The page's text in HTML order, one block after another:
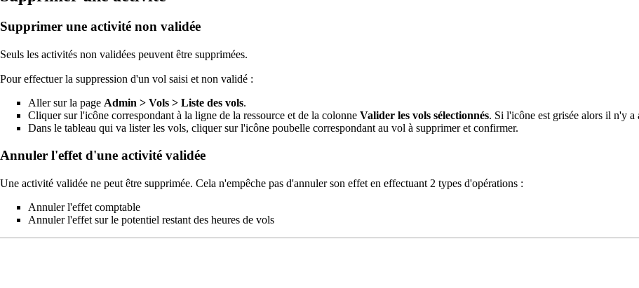
Supprimer une activité non validée
Seuls les activités non validées peuvent être supprimées.
Pour effectuer la suppression d'un vol saisi et non validé :
Aller sur la page Admin > Vols > Liste des vols.
Cliquer sur l'icône correspondant à la ligne de la ressource et de la colonne Valider les vols sélectionnés. Si l'icône est grisée alors il n'y a
Dans le tableau qui va lister les vols, cliquer sur l'icône poubelle correspondant au vol à supprimer et confirmer.
Annuler l'effet d'une activité validée
Une activité validée ne peut être supprimée. Cela n'empêche pas d'annuler son effet en effectuant 2 types d'opérations :
Annuler l'effet comptable
Annuler l'effet sur le potentiel restant des heures de vols